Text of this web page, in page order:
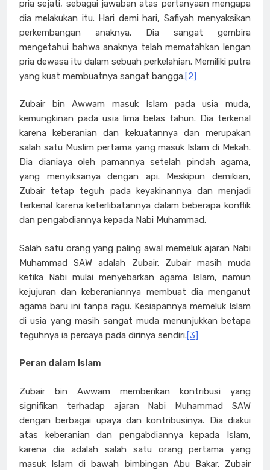
pria sejati, sebagai jawaban atas pertanyaan mengapa
dia melakukan itu. Hari demi hari, Safiyah menyaksikan
perkembangan anaknya. Dia sangat gembira
mengetahui bahwa anaknya telah mematahkan lengan
pria dewasa itu dalam sebuah perkelahian. Memiliki putra
yang kuat membuatnya sangat bangga.[2]
Zubair bin Awwam masuk Islam pada usia muda,
kemungkinan pada usia lima belas tahun. Dia terkenal
karena keberanian dan kekuatannya dan merupakan
salah satu Muslim pertama yang masuk Islam di Mekah.
Dia dianiaya oleh pamannya setelah pindah agama,
yang menyiksanya dengan api. Meskipun demikian,
Zubair tetap teguh pada keyakinannya dan menjadi
terkenal karena keterlibatannya dalam beberapa konflik
dan pengabdiannya kepada Nabi Muhammad.
Salah satu orang yang paling awal memeluk ajaran Nabi
Muhammad SAW adalah Zubair. Zubair masih muda
ketika Nabi mulai menyebarkan agama Islam, namun
kejujuran dan keberaniannya membuat dia menganut
agama baru ini tanpa ragu. Kesiapannya memeluk Islam
di usia yang masih sangat muda menunjukkan betapa
teguhnya ia percaya pada dirinya sendiri.[3]
Peran dalam Islam
Zubair bin Awwam memberikan kontribusi yang
signifikan terhadap ajaran Nabi Muhammad SAW
dengan berbagai upaya dan kontribusinya. Dia diakui
atas keberanian dan pengabdiannya kepada Islam,
karena dia adalah salah satu orang pertama yang
masuk Islam di bawah bimbingan Abu Bakar. Zubair